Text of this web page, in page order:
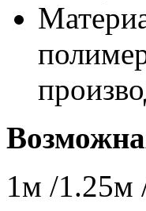
1м /1.25м